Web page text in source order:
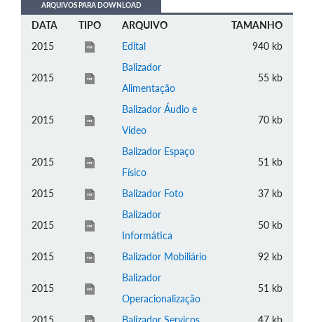
ARQUIVOS PARA DOWNLOAD
DATA TIPO ARQUIVO
TAMANHO
2015
Edital 940 kb
2015
Balizador
Alimentação
55 kb
2015
Balizador Áudio e
Vídeo
70 kb
2015
Balizador Espaço
Físico
51 kb
2015 Balizador Foto 37 kb
2015
Balizador
Informática
50 kb
2015 Balizador Mobiliário 92 kb
2015
Balizador
Operacionalização
51 kb
2015 Balizador Serviços 47 kb